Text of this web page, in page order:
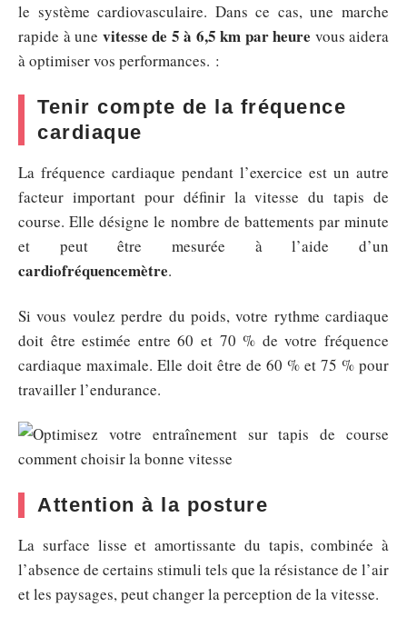
le système cardiovasculaire. Dans ce cas, une marche
rapide à une vitesse de 5 à 6,5 km par heure vous aidera
à optimiser vos performances. :
Tenir compte de la fréquence
cardiaque
La fréquence cardiaque pendant l’exercice est un autre
facteur important pour définir la vitesse du tapis de
course. Elle désigne le nombre de battements par minute
et peut être mesurée à l’aide d’un
cardiofréquencemètre.
Si vous voulez perdre du poids, votre rythme cardiaque
doit être estimée entre 60 et 70 % de votre fréquence
cardiaque maximale. Elle doit être de 60 % et 75 % pour
travailler l’endurance.
Attention à la posture
La surface lisse et amortissante du tapis, combinée à
l’absence de certains stimuli tels que la résistance de l’air
et les paysages, peut changer la perception de la vitesse.